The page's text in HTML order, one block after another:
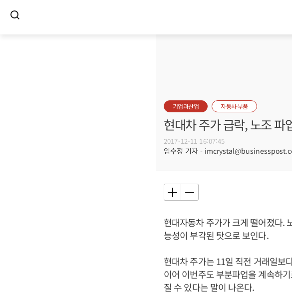
기업과산업 자동차·부품
현대차 주가 급락, 노조 파
2017-12-11 16:07:45
임수정 기자 -
현대자동차 주가가 크게 떨어졌다.
능성이 부각된 탓으로 보인다.
현대차 주가는 11일 직전 거래일보
이어 이번주도 부분파업을 계속하
질 수 있다는 말이 나온다.